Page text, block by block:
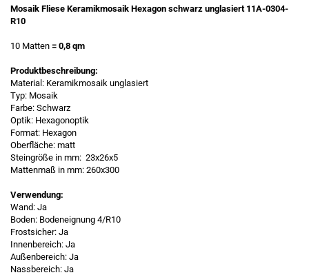
Mosaik Fliese Keramikmosaik Hexagon schwarz unglasiert 11A-0304-
R10
10 Matten = 0,8 qm
Produktbeschreibung:
Material: Keramikmosaik unglasiert
Typ: Mosaik
Farbe: Schwarz
Optik: Hexagonoptik
Format: Hexagon
Oberfläche: matt
Steingröße in mm: 23x26x5
Mattenmaß in mm: 260x300
Verwendung:
Wand: Ja
Boden: Bodeneignung 4/R10
Frostsicher: Ja
Innenbereich: Ja
Außenbereich: Ja
Nassbereich: Ja